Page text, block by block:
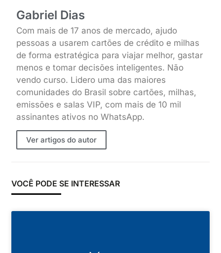
Gabriel Dias
Com mais de 17 anos de mercado, ajudo
pessoas a usarem cartões de crédito e milhas
de forma estratégica para viajar melhor, gastar
menos e tomar decisões inteligentes. Não
vendo curso. Lidero uma das maiores
comunidades do Brasil sobre cartões, milhas,
emissões e salas VIP, com mais de 10 mil
assinantes ativos no WhatsApp.
Ver artigos do autor
VOCÊ PODE SE INTERESSAR